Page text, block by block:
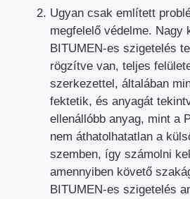
Ugyan csak említett
megfelelő védelme. Nagy
BITUMEN-es szigetelés
rögzítve van, teljes
szerkezettel, általában
fektetik, és anyagát
ellenállóbb anyag, mint a
nem áthatolhatatlan a
szemben, így számolni
amennyiben követő
BITUMEN-es szigetelés